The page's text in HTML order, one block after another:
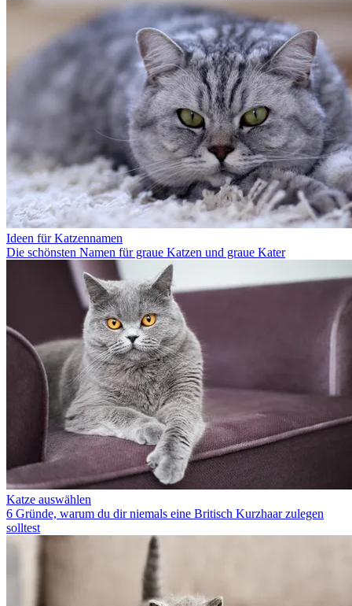
Ideen für Katzennamen
Die schönsten Namen für graue Katzen und graue Kater
Katze auswählen
6 Gründe, warum du dir niemals eine Britisch Kurzhaar zulegen
solltest